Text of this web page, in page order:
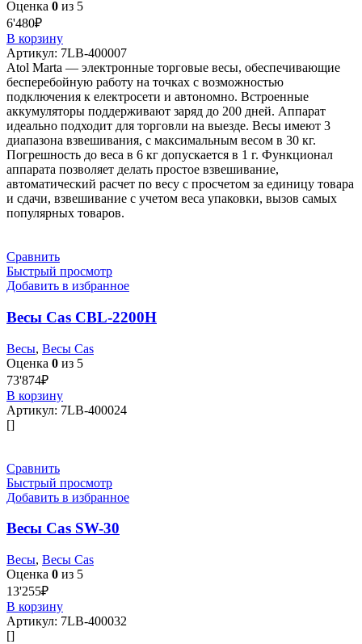
Оценка 0 из 5
6'480₽
В корзину
Артикул: 7LB-400007
Atol Marta — электронные торговые весы, обеспечивающие
бесперебойную работу на точках с возможностью
подключения к електросети и автономно. Встроенные
аккумуляторы поддерживают заряд до 200 дней. Аппарат
идеально подходит для торговли на выезде. Весы имеют 3
диапазона взвешивания, с максимальным весом в 30 кг.
Погрешность до веса в 6 кг допускается в 1 г. Функционал
аппарата позволяет делать простое взвешивание,
автоматический расчет по весу с просчетом за единицу товара
и сдачи, взвешивание с учетом веса упаковки, вызов самых
популярных товаров.
Сравнить
Быстрый просмотр
Добавить в избранное
Весы Cas CBL-2200H
Весы, Весы Cas
Оценка 0 из 5
73'874₽
В корзину
Артикул: 7LB-400024
[]
Сравнить
Быстрый просмотр
Добавить в избранное
Весы Cas SW-30
Весы, Весы Cas
Оценка 0 из 5
13'255₽
В корзину
Артикул: 7LB-400032
[]